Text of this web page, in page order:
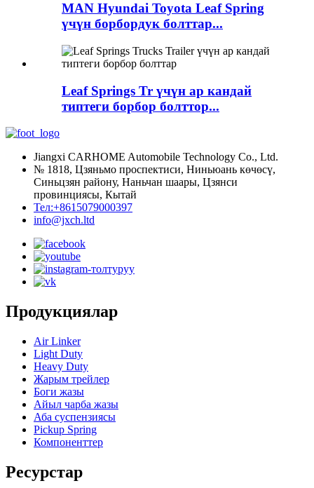
MAN Hyundai Toyota Leaf Spring
үчүн борбордук болттар...
Leaf Springs Tr үчүн ар кандай
типтеги борбор болттор...
Jiangxi CARHOME Automobile Technology Co., Ltd.
№ 1818, Цзяньмо проспектиси, Ниньюань көчөсү,
Синьцзян району, Наньчан шаары, Цзянси
провинциясы, Кытай
Тел:+8615079000397
info@jxch.ltd
Продукциялар
Air Linker
Light Duty
Heavy Duty
Жарым трейлер
Боги жазы
Айыл чарба жазы
Аба суспензиясы
Pickup Spring
Компоненттер
Ресурстар